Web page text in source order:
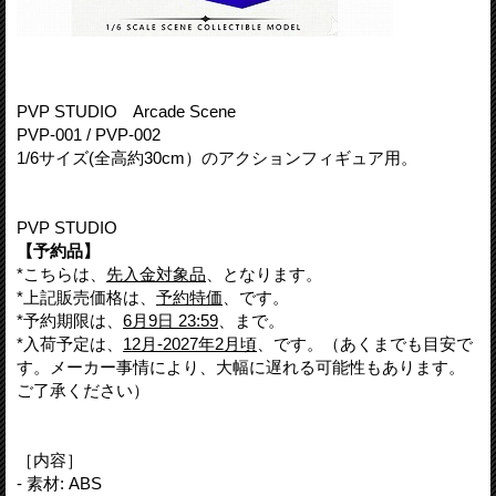
PVP STUDIO Arcade Scene
PVP-001 / PVP-002
1/6サイズ(全高約30cm）のアクションフィギュア用。
PVP STUDIO
【予約品】
*こちらは、 先入金対象品 、となります。
*上記販売価格は、 予約特価 、です。
*予約期限は、 6月9日 23:59 、まで。
*入荷予定は、 12月-2027年2月頃 、です。（あくまでも目安で
す。メーカー事情により、大幅に遅れる可能性もあります。
ご了承ください）
［内容］
- 素材: ABS